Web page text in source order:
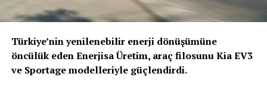
sağlayacağını belirtirken, “Koç Topluluğu’nun otomotiv
endüstrisindeki gücü ve yurt içi pazardaki lider konumu,
Co., Ltd.’nin köklü tecrübesi bu projeye olan inancımızı
daha da pekiştiriyor” ifadelerini kullanmıştı.
Türkiye’nin yenilenebilir enerji dönüşümüne
öncülük eden Enerjisa Üretim, araç filosunu Kia EV3
ve Sportage modelleriyle güçlendirdi.